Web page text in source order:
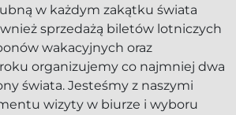
w każdym zakątku świata
sprzedażą biletów lotniczych
wakacyjnych oraz
organizujemy co najmniej dwa
świata. Jesteśmy z naszymi
wizyty w biurze i wyboru